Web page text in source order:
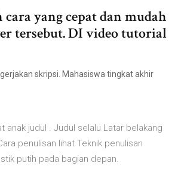
yang cepat dan mudah
tersebut. DI video tutorial
skripsi. Mahasiswa tingkat akhir
anak judul . Judul selalu Latar belakang
penulisan lihat Teknik penulisan
putih pada bagian depan.